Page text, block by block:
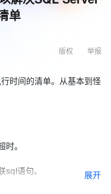
单
举报
版权
时间的清单。从基本到怪
。
语句。 展开